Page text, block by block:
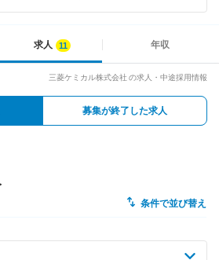
末年始を除く)
求人 年収
三菱ケミカル株式会社 の求人・中途採用情報
募集が終了した求人
条件で並び替え